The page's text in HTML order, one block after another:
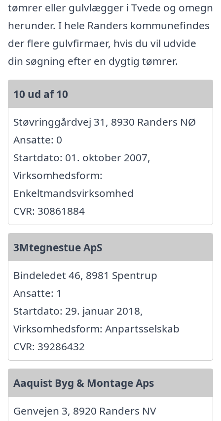
tømrer eller gulvlægger i Tvede og omegn
herunder. I hele Randers kommunefindes
der flere gulvfirmaer, hvis du vil udvide
din søgning efter en dygtig tømrer.
10 ud af 10
Støvringgårdvej 31, 8930 Randers NØ
Ansatte: 0
Startdato: 01. oktober 2007,
Virksomhedsform:
Enkeltmandsvirksomhed
CVR: 30861884
3Mtegnestue ApS
Bindeledet 46, 8981 Spentrup
Ansatte: 1
Startdato: 29. januar 2018,
Virksomhedsform: Anpartsselskab
CVR: 39286432
Aaquist Byg & Montage Aps
Genvejen 3, 8920 Randers NV